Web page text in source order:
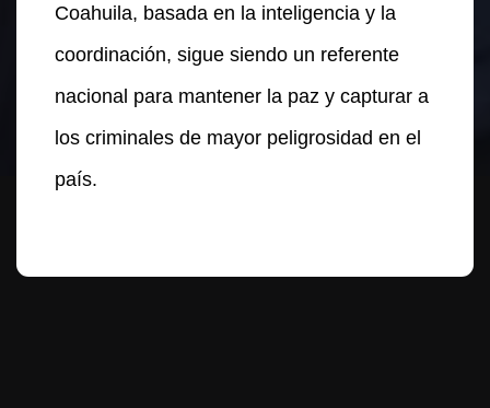
Coahuila, basada en la inteligencia y la
coordinación, sigue siendo un referente
nacional para mantener la paz y capturar a
los criminales de mayor peligrosidad en el
país.